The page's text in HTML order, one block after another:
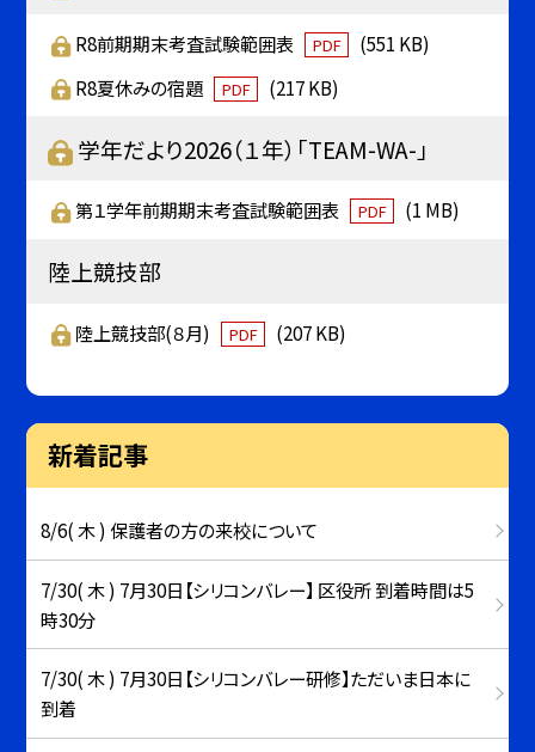
R8前期期末考査試験範囲表 PDF
(551 KB)
R8夏休みの宿題
PDF (217 KB)
学年だより2026（１年）「TEAM-WA-」
第１学年前期期末考査試験範囲表 PDF (1 MB)
陸上競技部
陸上競技部(８月) PDF (207 KB)
新着記事
8/6( 木 ) 保護者の方の来校について
7/30( 木 ) 7月30日【シリコンバレー】 区役所 到着時間は5
時30分
7/30( 木 ) 7月30日【シリコンバレー研修】ただいま日本に
到着